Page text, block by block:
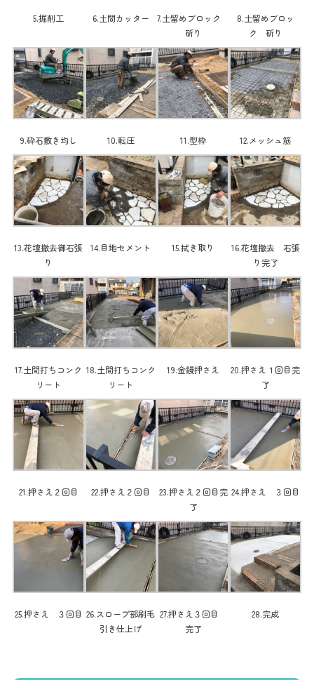
5.掘削工 6.土間カッター
7.土留めブロック
斫り
8.土留めブロッ
ク 斫り
9.砕石敷き均し 10.転圧 11.型枠 12.メッシュ筋
13.花壇撤去御石張
り
14.目地セメント 15.拭き取り
16.花壇撤去 石張
り完了
17.土間打ちコンク
リート
18.土間打ちコンク
リート
19.金鏝押さえ
20.押さえ１回目完
了
21.押さえ２回目 22.押さえ２回目
23.押さえ２回目完
了
24.押さえ ３回目
25.押さえ ３回目 26.スロープ部刷毛
引き仕上げ
27.押さえ３回目
完了
28.完成